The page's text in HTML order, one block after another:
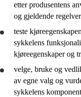
Grunnleggende
etter produsentens
og gjeldende
teste
sykkelens
kjøreegenskaper og
velge, bruke og
av egne valg og
sykkelens